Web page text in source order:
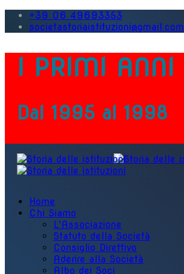
+39 06 49693353
societastoriaistituzioni@gmail.com
I PRIMI ANNI
Dal 1995 al 1998
Home
Chi Siamo
L'Associazione
Statuto della Società
Consiglio Direttivo
Aderire alla Società
Albo dei Soci